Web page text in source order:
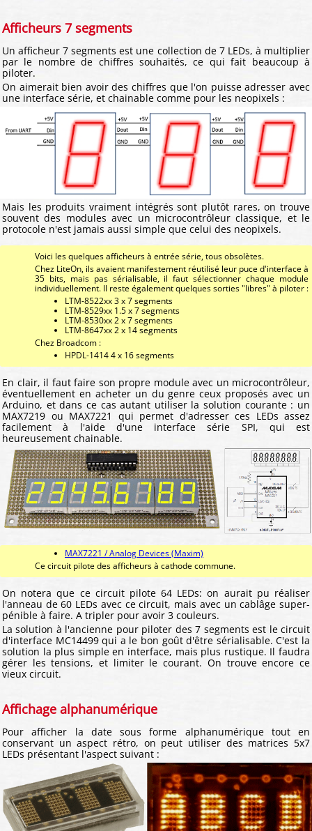
Afficheurs 7 segments
Un afficheur 7 segments est une collection de 7 LEDs, à multiplier
par le nombre de chiffres souhaités, ce qui fait beaucoup à
piloter.
On aimerait bien avoir des chiffres que l'on puisse adresser avec
une interface série, et chainable comme pour les neopixels :
Mais les produits vraiment intégrés sont plutôt rares, on trouve
souvent des modules avec un microcontrôleur classique, et le
protocole n'est jamais aussi simple que celui des neopixels.
Voici les quelques afficheurs à entrée série, tous obsolètes.
Chez LiteOn, ils avaient manifestement réutilisé leur puce d'interface à
35 bits, mais pas sérialisable, il faut sélectionner chaque module
individuellement. Il reste également quelques sorties "libres" à piloter :
LTM-8522xx 3 x 7 segments
LTM-8529xx 1.5 x 7 segments
LTM-8530xx 2 x 7 segments
LTM-8647xx 2 x 14 segments
Chez Broadcom :
HPDL-1414 4 x 16 segments
En clair, il faut faire son propre module avec un microcontrôleur,
éventuellement en acheter un du genre ceux proposés avec un
Arduino, et dans ce cas autant utiliser la solution courante : un
MAX7219 ou MAX7221 qui permet d'adresser ces LEDs assez
facilement à l'aide d'une interface série SPI, qui est
heureusement chainable.
MAX7221 / Analog Devices (Maxim)
Ce circuit pilote des afficheurs à cathode commune.
On notera que ce circuit pilote 64 LEDs: on aurait pu réaliser
l'anneau de 60 LEDs avec ce circuit, mais avec un cablâge super-
pénible à faire. A tripler pour avoir 3 couleurs.
La solution à l'ancienne pour piloter des 7 segments est le circuit
d'interface MC14499 qui a le bon goût d'être sérialisable. C'est la
solution la plus simple en interface, mais plus rustique. Il faudra
gérer les tensions, et limiter le courant. On trouve encore ce
vieux circuit.
Affichage alphanumérique
Pour afficher la date sous forme alphanumérique tout en
conservant un aspect rétro, on peut utiliser des matrices 5x7
LEDs présentant l'aspect suivant :